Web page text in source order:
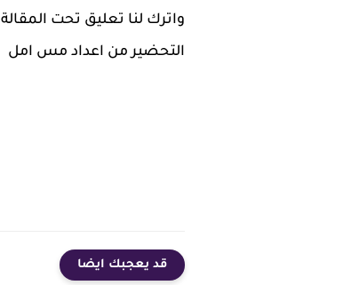
واترك لنا تعليق تحت المقالة
التحضير من اعداد مس امل
قد يعجبك ايضا